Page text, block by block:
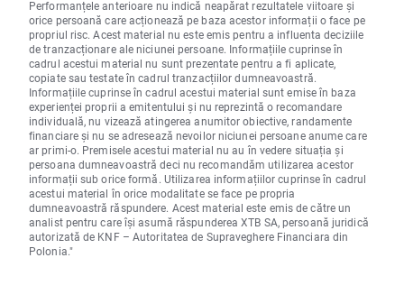
Performanțele anterioare nu indică neapărat rezultatele viitoare și
orice persoană care acționează pe baza acestor informații o face pe
propriul risc. Acest material nu este emis pentru a influenta deciziile
de tranzacționare ale niciunei persoane. Informațiile cuprinse în
cadrul acestui material nu sunt prezentate pentru a fi aplicate,
copiate sau testate în cadrul tranzacțiilor dumneavoastră.
Informațiile cuprinse în cadrul acestui material sunt emise în baza
experienței proprii a emitentului și nu reprezintă o recomandare
individuală, nu vizează atingerea anumitor obiective, randamente
financiare și nu se adresează nevoilor niciunei persoane anume care
ar primi-o. Premisele acestui material nu au în vedere situația și
persoana dumneavoastră deci nu recomandăm utilizarea acestor
informații sub orice formă. Utilizarea informațiilor cuprinse în cadrul
acestui material în orice modalitate se face pe propria
dumneavoastră răspundere. Acest material este emis de către un
analist pentru care își asumă răspunderea XTB SA, persoană juridică
autorizată de KNF – Autoritatea de Supraveghere Financiara din
Polonia."